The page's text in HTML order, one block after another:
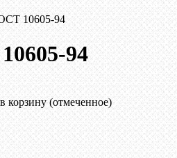
10605-94
94
корзину (отмеченное)